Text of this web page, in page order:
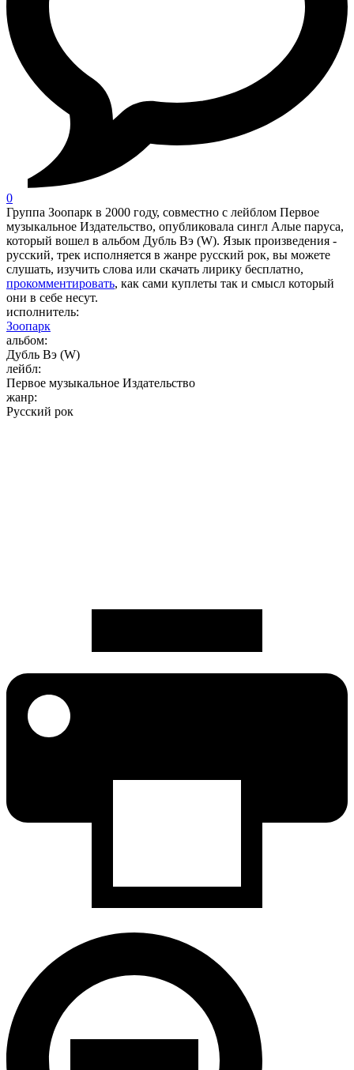
0
Группа Зоопарк в 2000 году, совместно с лейблом Первое
музыкальное Издательство, опубликовала сингл Алые паруса,
который вошел в альбом Дубль Вэ (W). Язык произведения -
русский, трек исполняется в жанре русский рок, вы можете
слушать, изучить слова или скачать лирику бесплатно,
прокомментировать, как сами куплеты так и смысл который
они в себе несут.
исполнитель:
Зоопарк
альбом:
Дубль Вэ (W)
лейбл:
Первое музыкальное Издательство
жанр:
Русский рок